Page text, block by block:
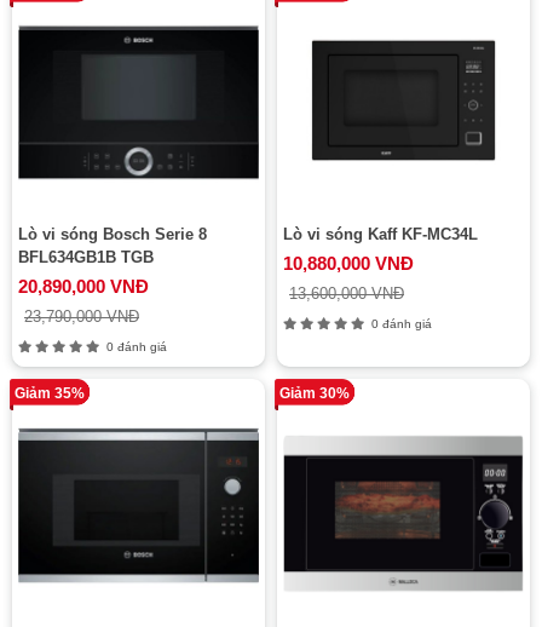
Lò vi sóng Bosch Serie 8
BFL634GB1B TGB
20,890,000 VNĐ
23,790,000 VNĐ
0 đánh giá
Lò vi sóng Kaff KF-MC34L
10,880,000 VNĐ
13,600,000 VNĐ
0 đánh giá
Giảm 35% Giảm 30%